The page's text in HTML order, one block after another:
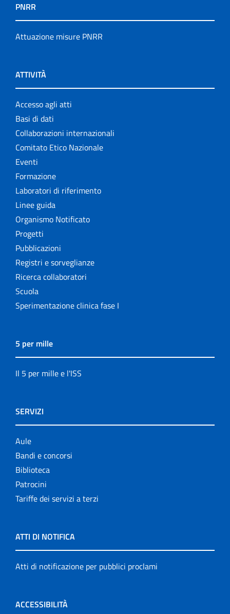
PNRR
Attuazione misure PNRR
ATTIVITÀ
Accesso agli atti
Basi di dati
Collaborazioni internazionali
Comitato Etico Nazionale
Eventi
Formazione
Laboratori di riferimento
Linee guida
Organismo Notificato
Progetti
Pubblicazioni
Registri e sorveglianze
Ricerca collaboratori
Scuola
Sperimentazione clinica fase I
5 per mille
Il 5 per mille e l'ISS
SERVIZI
Aule
Bandi e concorsi
Biblioteca
Patrocini
Tariffe dei servizi a terzi
ATTI DI NOTIFICA
Atti di notificazione per pubblici proclami
ACCESSIBILITÀ